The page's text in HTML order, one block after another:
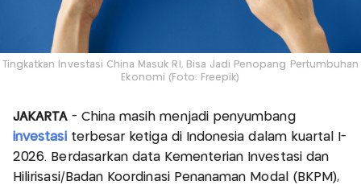
Tingkatkan Investasi China Masuk RI, Bisa Jadi Penopang Pertumbuhan
Ekonomi (Foto: Freepik)
JAKARTA- China masih menjadi penyumbang
investasiterbesar ketiga di Indonesia dalam kuartal I-
2026. Berdasarkan data Kementerian Investasi dan
Hilirisasi/Badan Koordinasi Penanaman Modal (BKPM),